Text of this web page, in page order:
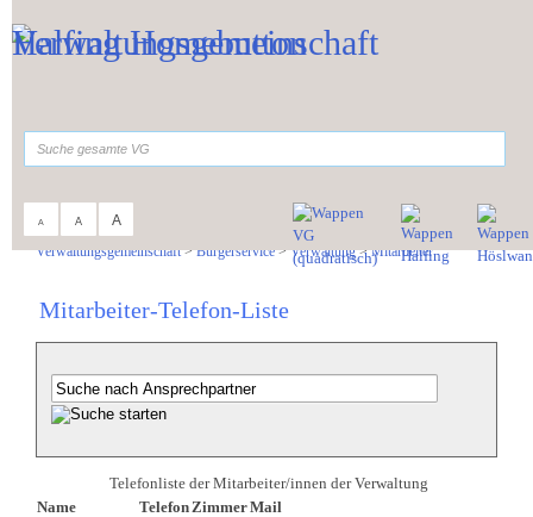
A A A
Verwaltungsgemeinschaft>Bürgerservice>Verwaltung>Mitarbeiter
Mitarbeiter-Telefon-Liste
Telefonliste der Mitarbeiter/innen der Verwaltung
Name
Telefon ZimmerMail